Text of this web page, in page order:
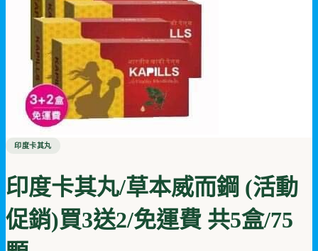
印度卡其丸
印度卡其丸/草本威而鋼 (活動
促銷)買3送2/免運費 共5盒/75